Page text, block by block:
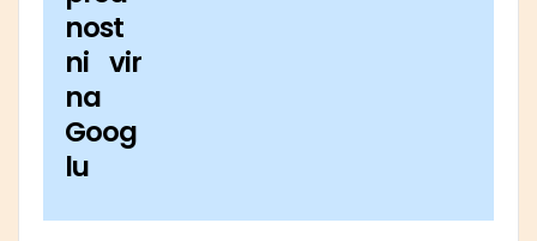
nost
ni vir
na
Goog
lu